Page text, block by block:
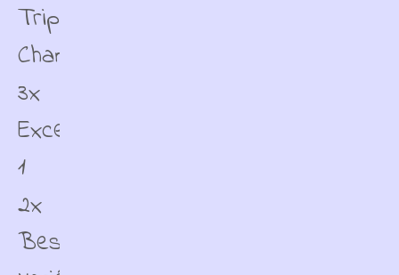
Triple
Champion
3x
Excellent
1
2x
Best